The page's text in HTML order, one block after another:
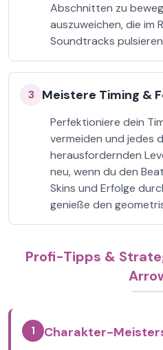
Abschnitten zu
auszuweichen, die im
Soundtracks
3 Meistere Timing &
Perfektioniere dein
vermeiden und jedes
herausfordernden
neu, wenn du den
Skins und Erfolge
genieße den
Profi-Tipps &
1 Charakter-